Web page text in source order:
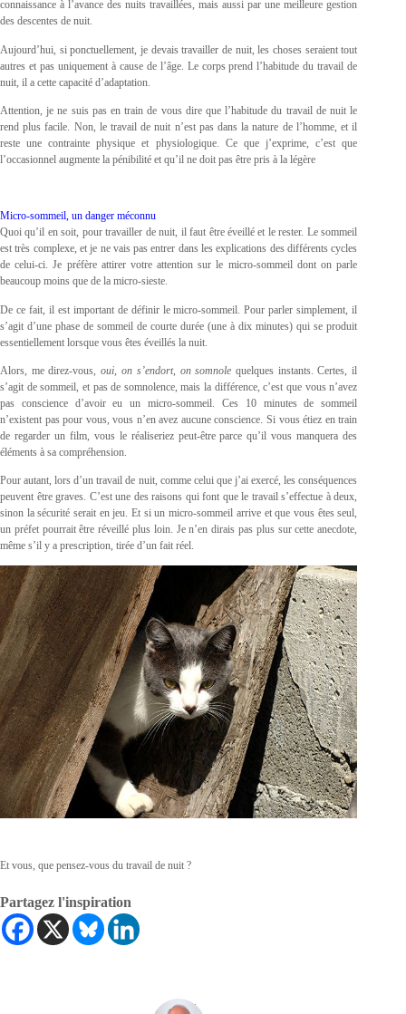
connaissance à l’avance des nuits travaillées, mais aussi par une meilleure gestion
des descentes de nuit.
Aujourd’hui, si ponctuellement, je devais travailler de nuit, les choses seraient tout
autres et pas uniquement à cause de l’âge. Le corps prend l’habitude du travail de
nuit, il a cette capacité d’adaptation.
Attention, je ne suis pas en train de vous dire que l’habitude du travail de nuit le
rend plus facile. Non, le travail de nuit n’est pas dans la nature de l’homme, et il
reste une contrainte physique et physiologique. Ce que j’exprime, c’est que
l’occasionnel augmente la pénibilité et qu’il ne doit pas être pris à la légère
Micro-sommeil, un danger méconnu
Quoi qu’il en soit, pour travailler de nuit, il faut être éveillé et le rester. Le sommeil
est très complexe, et je ne vais pas entrer dans les explications des différents cycles
de celui-ci. Je préfère attirer votre attention sur le micro-sommeil dont on parle
beaucoup moins que de la micro-sieste.
De ce fait, il est important de définir le micro-sommeil. Pour parler simplement, il
s’agit d’une phase de sommeil de courte durée (une à dix minutes) qui se produit
essentiellement lorsque vous êtes éveillés la nuit.
Alors, me direz-vous,oui, on s’endort, on somnole quelques instants. Certes, il
s’agit de sommeil, et pas de somnolence, mais la différence, c’est que vous n’avez
pas conscience d’avoir eu un micro-sommeil. Ces 10 minutes de sommeil
n’existent pas pour vous, vous n’en avez aucune conscience. Si vous étiez en train
de regarder un film, vous le réaliseriez peut-être parce qu’il vous manquera des
éléments à sa compréhension.
Pour autant, lors d’un travail de nuit, comme celui que j’ai exercé, les conséquences
peuvent être graves. C’est une des raisons qui font que le travail s’effectue à deux,
sinon la sécurité serait en jeu. Et si un micro-sommeil arrive et que vous êtes seul,
un préfet pourrait être réveillé plus loin. Je n’en dirais pas plus sur cette anecdote,
même s’il y a prescription, tirée d’un fait réel.
Et vous, que pensez-vous du travail de nuit ?
Partagez l'inspiration